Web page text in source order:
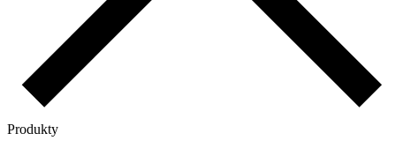
Produkty